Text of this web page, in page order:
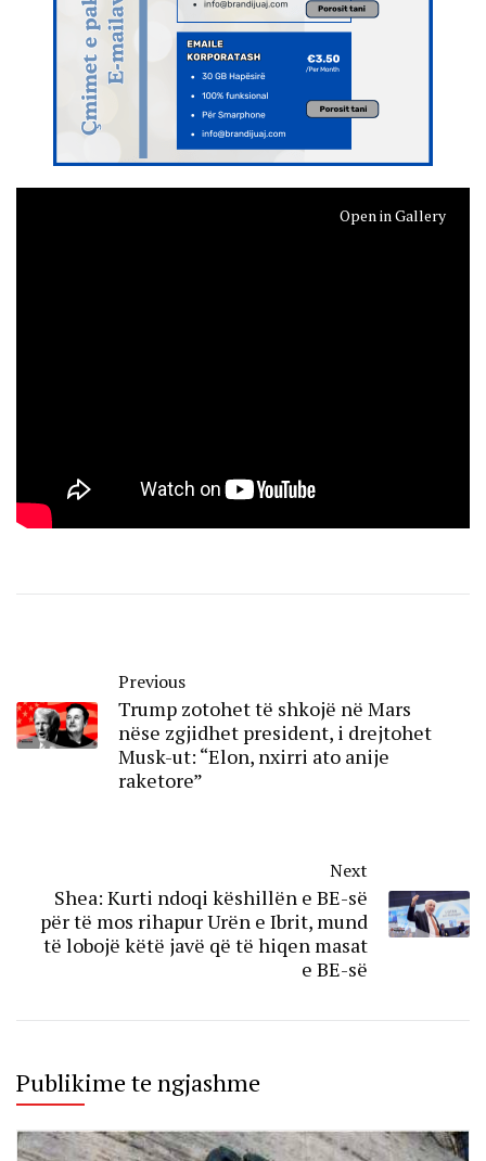
Open in Gallery
Previous
Trump zotohet të shkojë në Mars
nëse zgjidhet president, i drejtohet
Musk-ut: “Elon, nxirri ato anije
raketore”
Next
Shea: Kurti ndoqi këshillën e BE-së
për të mos rihapur Urën e Ibrit, mund
të lobojë këtë javë që të hiqen masat
e BE-së
Publikime te ngjashme